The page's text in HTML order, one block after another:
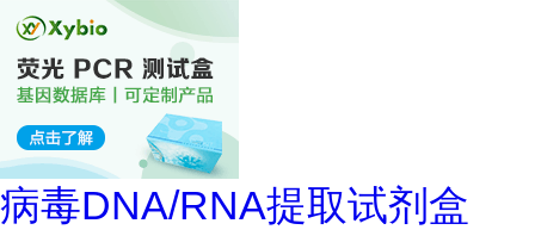
病毒DNA/RNA提取试剂盒